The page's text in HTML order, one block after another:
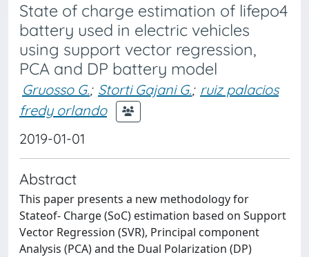
State of charge estimation of lifepo4
battery used in electric vehicles
using support vector regression,
PCA and DP battery model
Gruosso G.; Storti Gajani G.; ruiz palacios
fredy orlando
2019-01-01
Abstract
This paper presents a new methodology for
Stateof- Charge (SoC) estimation based on Support
Vector Regression (SVR), Principal component
Analysis (PCA) and the Dual Polarization (DP)